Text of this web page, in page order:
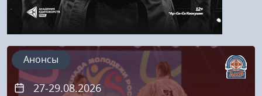
27-29.08.2026
Анонсы